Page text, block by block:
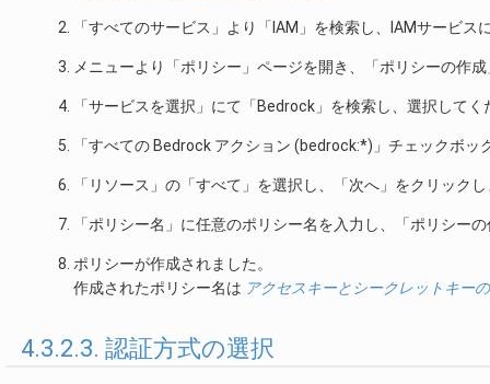
「すべてのサービス」より「IAM」を検索し、IAMサービス
メニューより「ポリシー」ページを開き、「ポリシーの作
「サービスを選択」にて「Bedrock」を検索し、選択してく
「すべての Bedrock アクション (bedrock:*)」チェックボッ
「リソース」の「すべて」を選択し、「次へ」をクリック
「ポリシー名」に任意のポリシー名を入力し、「ポリシー
ポリシーが作成されました。
作成されたポリシー名は アクセスキーとシークレットキー
4.3.2.3. 認証方式の選択